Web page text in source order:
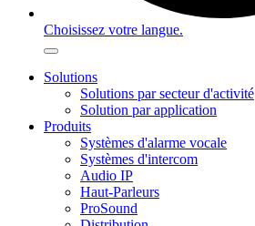
Choisissez votre langue.
Solutions
Solutions par secteur d'activité
Solution par application
Produits
Systèmes d'alarme vocale
Systèmes d'intercom
Audio IP
Haut-Parleurs
ProSound